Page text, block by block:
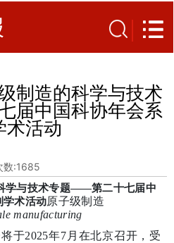
制造的科学与技术
中国科协年会系
术活动
数:1685
学与技术专题——第二十七届中
学术活动原子级制造
manufacturing
于2025年7月在北京召开，受